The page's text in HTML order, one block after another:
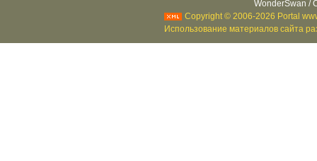
WonderSwan /
Copyright © 2006-2026 Portal
Использование материалов сайта